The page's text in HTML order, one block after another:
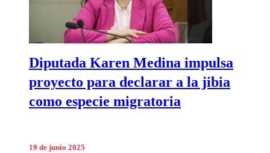
Diputada Karen Medina impulsa
proyecto para declarar a la jibia
como especie migratoria
19 de junio 2025